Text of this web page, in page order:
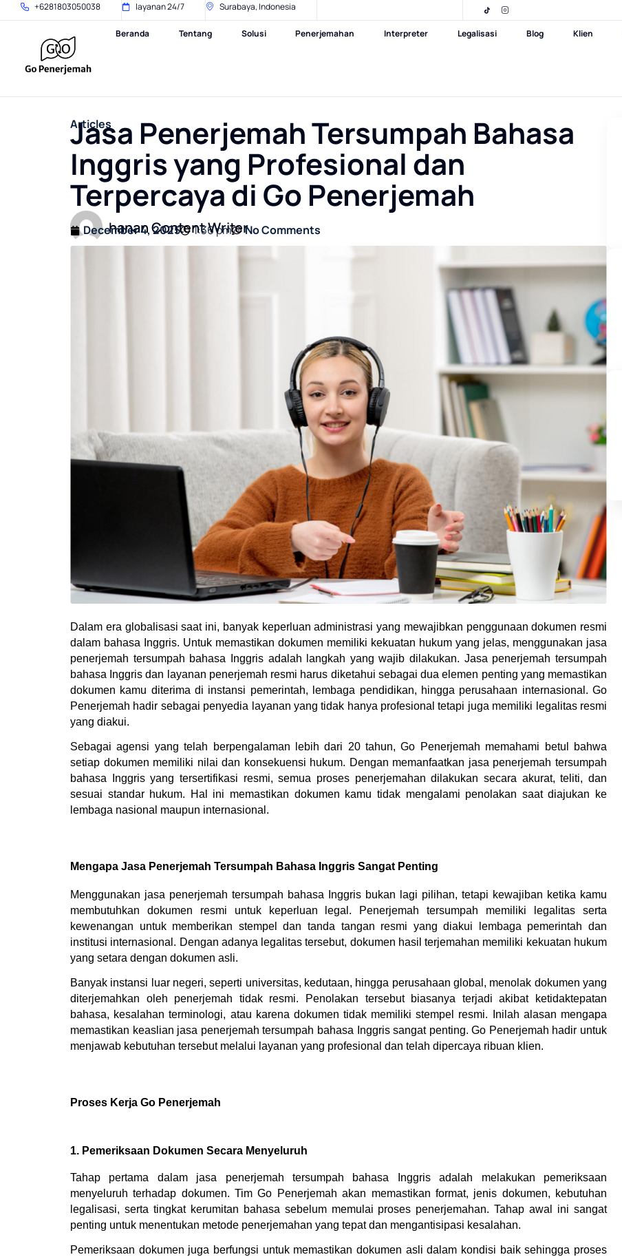
+6281803050038 layanan 24/7 Surabaya, Indonesia
Beranda Tentang Solusi Penerjemahan Interpreter Legalisasi Blog Klien
Articles
Jasa Penerjemah Tersumpah Bahasa
Inggris yang Profesional dan
Terpercaya di Go Penerjemah
hanan Content Writer
December 4, 2025 1:36 pm No Comments
Dalam era globalisasi saat ini, banyak keperluan administrasi yang mewajibkan penggunaan dokumen resmi
dalam bahasa Inggris. Untuk memastikan dokumen memiliki kekuatan hukum yang jelas, menggunakan jasa
penerjemah tersumpah bahasa Inggris adalah langkah yang wajib dilakukan. Jasa penerjemah tersumpah
bahasa Inggris dan layanan penerjemah resmi harus diketahui sebagai dua elemen penting yang memastikan
dokumen kamu diterima di instansi pemerintah, lembaga pendidikan, hingga perusahaan internasional. Go
Penerjemah hadir sebagai penyedia layanan yang tidak hanya profesional tetapi juga memiliki legalitas resmi
yang diakui.
Sebagai agensi yang telah berpengalaman lebih dari 20 tahun, Go Penerjemah memahami betul bahwa
setiap dokumen memiliki nilai dan konsekuensi hukum. Dengan memanfaatkan jasa penerjemah tersumpah
bahasa Inggris yang tersertifikasi resmi, semua proses penerjemahan dilakukan secara akurat, teliti, dan
sesuai standar hukum. Hal ini memastikan dokumen kamu tidak mengalami penolakan saat diajukan ke
lembaga nasional maupun internasional.
Mengapa Jasa Penerjemah Tersumpah Bahasa Inggris Sangat Penting
Menggunakan jasa penerjemah tersumpah bahasa Inggris bukan lagi pilihan, tetapi kewajiban ketika kamu
membutuhkan dokumen resmi untuk keperluan legal. Penerjemah tersumpah memiliki legalitas serta
kewenangan untuk memberikan stempel dan tanda tangan resmi yang diakui lembaga pemerintah dan
institusi internasional. Dengan adanya legalitas tersebut, dokumen hasil terjemahan memiliki kekuatan hukum
yang setara dengan dokumen asli.
Banyak instansi luar negeri, seperti universitas, kedutaan, hingga perusahaan global, menolak dokumen yang
diterjemahkan oleh penerjemah tidak resmi. Penolakan tersebut biasanya terjadi akibat ketidaktepatan
bahasa, kesalahan terminologi, atau karena dokumen tidak memiliki stempel resmi. Inilah alasan mengapa
memastikan keaslian jasa penerjemah tersumpah bahasa Inggris sangat penting. Go Penerjemah hadir untuk
menjawab kebutuhan tersebut melalui layanan yang profesional dan telah dipercaya ribuan klien.
Proses Kerja Go Penerjemah
1. Pemeriksaan Dokumen Secara Menyeluruh
Tahap pertama dalam jasa penerjemah tersumpah bahasa Inggris adalah melakukan pemeriksaan
menyeluruh terhadap dokumen. Tim Go Penerjemah akan memastikan format, jenis dokumen, kebutuhan
legalisasi, serta tingkat kerumitan bahasa sebelum memulai proses penerjemahan. Tahap awal ini sangat
penting untuk menentukan metode penerjemahan yang tepat dan mengantisipasi kesalahan.
Pemeriksaan dokumen juga berfungsi untuk memastikan dokumen asli dalam kondisi baik sehingga proses